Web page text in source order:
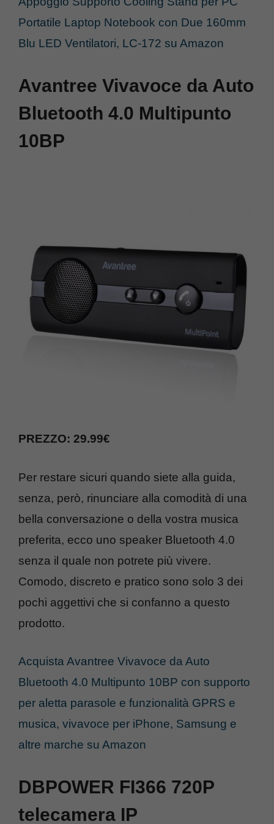
Portatile Laptop Notebook con Due 160mm
Blu LED Ventilatori, LC-172 su Amazon
Avantree Vivavoce da Auto
Bluetooth 4.0 Multipunto
10BP
PREZZO: 29.99€
Per restare sicuri quando siete alla guida,
senza, però, rinunciare alla comodità di una
bella conversazione o della vostra musica
preferita, ecco uno speaker Bluetooth 4.0
senza il quale non potrete più vivere.
Comodo, discreto e pratico sono solo 3 dei
pochi aggettivi che si confanno a questo
prodotto.
Acquista Avantree Vivavoce da Auto
Bluetooth 4.0 Multipunto 10BP con supporto
per aletta parasole e funzionalità GPRS e
musica, vivavoce per iPhone, Samsung e
altre marche su Amazon
DBPOWER FI366 720P
telecamera IP